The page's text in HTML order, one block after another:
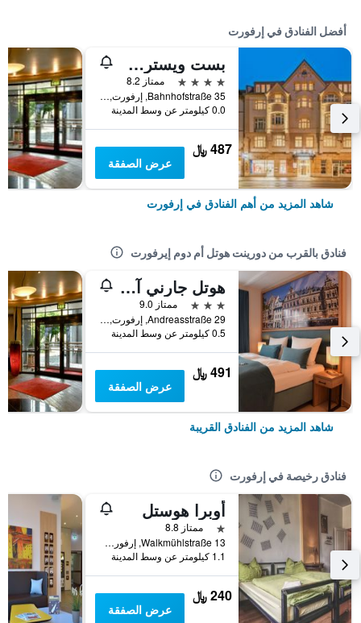
أفضل الفنادق في إرفورت
بست ويسترن بلاس هوتل أكسلسيور
4 نجوم
ممتاز 8.2
Bahnhofstraße 35, إرفورت, تورنغن, ألمانيا
0.0 كيلومتر عن وسط المدينة
487 ﷼
عرض الصفقة
شاهد المزيد من أهم الفنادق في إرفورت
فنادق بالقرب من دورينت هوتل أم دوم إيرفورت
هوتل جارني آم دومبلاتس
3 نجوم
ممتاز 9.0
Andreasstraße 29, إرفورت, تورنغن, ألمانيا
0.5 كيلومتر عن وسط المدينة
491 ﷼
عرض الصفقة
شاهد المزيد من الفنادق القريبة
فنادق رخيصة في إرفورت
أوبرا هوستل
نجمة واحدة
ممتاز 8.8
Walkmühlstraße 13, إرفورت, تورنغن, ألمانيا
1.1 كيلومتر عن وسط المدينة
240 ﷼
عرض الصفقة